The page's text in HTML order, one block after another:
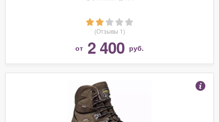
(Отзывы 1)
от 2 400 руб.